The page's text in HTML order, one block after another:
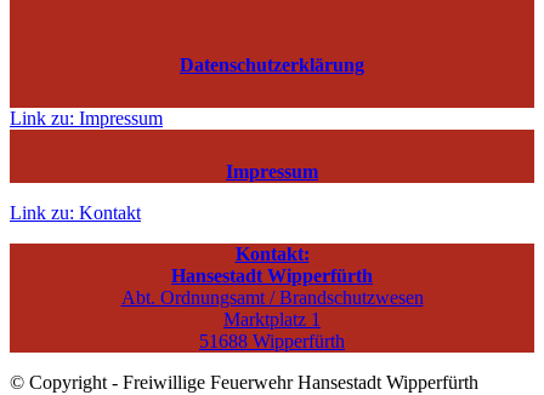
Datenschutzerklärung
Link zu: Impressum
Impressum
Link zu: Kontakt
Kontakt:
Hansestadt Wipperfürth
Abt. Ordnungsamt / Brandschutzwesen
Marktplatz 1
51688 Wipperfürth
© Copyright - Freiwillige Feuerwehr Hansestadt Wipperfürth